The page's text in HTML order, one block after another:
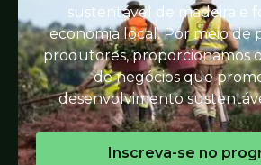
sustentável de madeira e
economia local. Por meio de
produtores, proporcionamos
de negócios que
desenvolvimento
Inscreva-se no